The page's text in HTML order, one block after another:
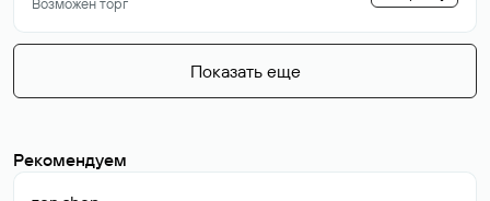
Показать еще
Рекомендуем